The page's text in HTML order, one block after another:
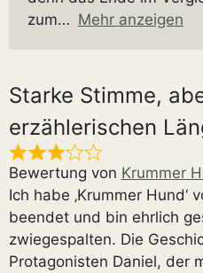
zum
Mehr anzeigen
Starke Stimme,
erzählerischen
Bewertung von Krummer
Ich habe ‚Krummer Hund‘
beendet und bin ehrlich
zwiegespalten. Die
Protagonisten Daniel, der